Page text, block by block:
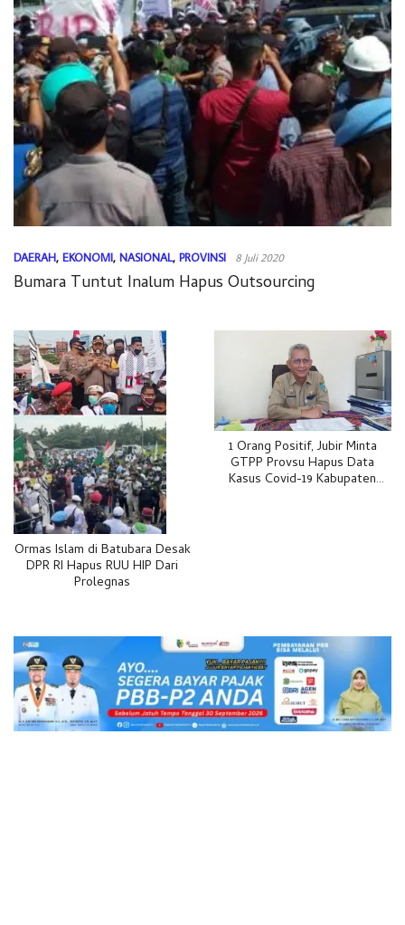
DAERAH, EKONOMI, NASIONAL, PROVINSI 8 Juli 2020
Bumara Tuntut Inalum Hapus Outsourcing
Ormas Islam di Batubara Desak
DPR RI Hapus RUU HIP Dari
Prolegnas
1 Orang Positif, Jubir Minta
GTPP Provsu Hapus Data
Kasus Covid-19 Kabupaten